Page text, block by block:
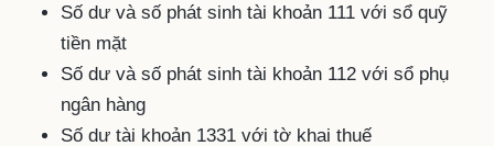
Số dư và số phát sinh tài khoản 111 với sổ quỹ
tiền mặt
Số dư và số phát sinh tài khoản 112 với sổ phụ
ngân hàng
Số dư tài khoản 1331 với tờ khai thuế